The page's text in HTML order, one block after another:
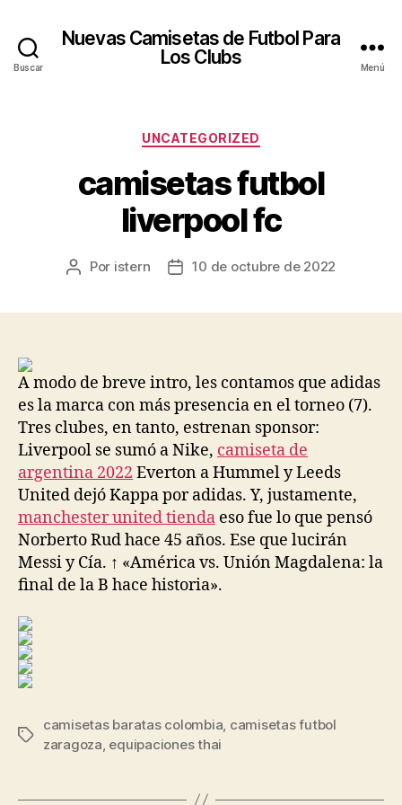
Buscar
Nuevas Camisetas de Futbol Para
Los Clubs
Menú
Categorías
UNCATEGORIZED
camisetas futbol
liverpool fc
Autor
Por istern
Fecha10 de octubre de 2022
A modo de breve intro, les contamos que adidas
es la marca con más presencia en el torneo (7).
Tres clubes, en tanto, estrenan sponsor:
Liverpool se sumó a Nike, camiseta de
argentina 2022 Everton a Hummel y Leeds
United dejó Kappa por adidas. Y, justamente,
manchester united tienda eso fue lo que pensó
Norberto Rud hace 45 años. Ese que lucirán
Messi y Cía. ↑ «América vs. Unión Magdalena: la
final de la B hace historia».
Etiquetas
camisetas baratas colombia, camisetas futbol
zaragoza, equipaciones thai